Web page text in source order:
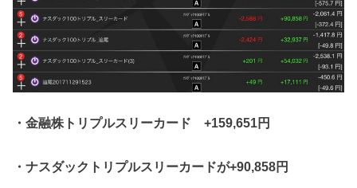
・金融株トリプルスリーカード +159,651円
・ナスダックトリプルスリーカードが+90,858円